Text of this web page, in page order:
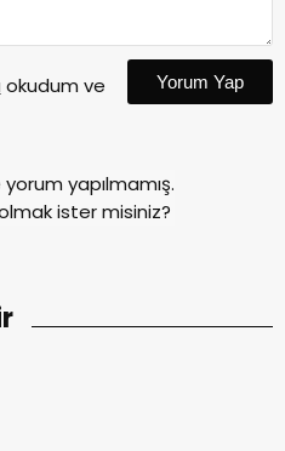
okudum ve
Yorum Yap
yapılmamış.
ister misiniz?